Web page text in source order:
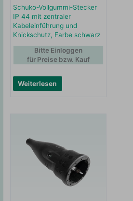
Schuko-Vollgummi-Stecker
IP 44 mit zentraler
Kabeleinführung und
Knickschutz, Farbe schwarz
Weiterlesen
Bitte Einloggen
für Preise bzw. Kauf